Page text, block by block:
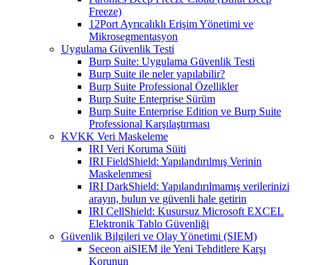
Freeze)
12Port Ayrıcalıklı Erişim Yönetimi ve
Mikrosegmentasyon
Uygulama Güvenlik Testi
Burp Suite: Uygulama Güvenlik Testi
Burp Suite ile neler yapılabilir?
Burp Suite Professional Özellikler
Burp Suite Enterprise Sürüm
Burp Suite Enterprise Edition ve Burp Suite
Professional Karşılaştırması
KVKK Veri Maskeleme
IRI Veri Koruma Süiti
IRI FieldShield: Yapılandırılmış Verinin
Maskelenmesi
IRI DarkShield: Yapılandırılmamış verilerinizi
arayın, bulun ve güvenli hale getirin
IRI CellShield: Kusursuz Microsoft EXCEL
Elektronik Tablo Güvenliği
Güvenlik Bilgileri ve Olay Yönetimi (SIEM)
Seceon aiSIEM ile Yeni Tehditlere Karşı
Korunun